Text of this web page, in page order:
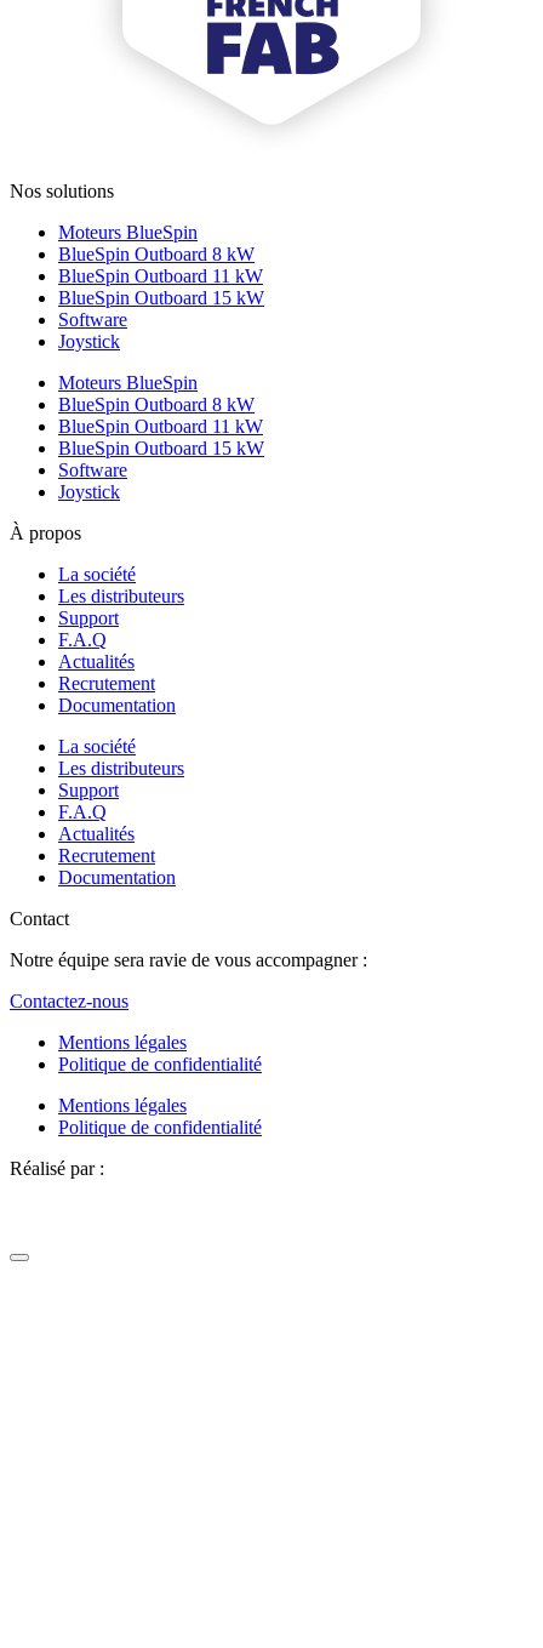
Nos solutions
Moteurs BlueSpin
BlueSpin Outboard 8 kW
BlueSpin Outboard 11 kW
BlueSpin Outboard 15 kW
Software
Joystick
Moteurs BlueSpin
BlueSpin Outboard 8 kW
BlueSpin Outboard 11 kW
BlueSpin Outboard 15 kW
Software
Joystick
À propos
La société
Les distributeurs
Support
F.A.Q
Actualités
Recrutement
Documentation
La société
Les distributeurs
Support
F.A.Q
Actualités
Recrutement
Documentation
Contact
Notre équipe sera ravie de vous accompagner :
Contactez-nous
Mentions légales
Politique de confidentialité
Mentions légales
Politique de confidentialité
Réalisé par :